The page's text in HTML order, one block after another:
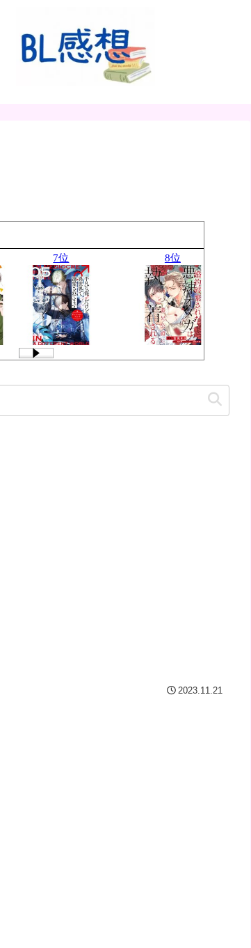
2023.11.21